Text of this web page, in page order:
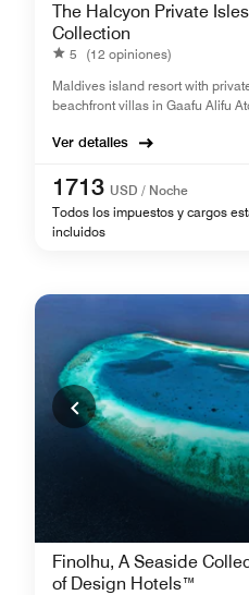
The Halcyon Private
Collection
5
(12 opiniones)
Maldives island resort with
beachfront villas in Gaafu Alifu
Ver detalles
1713 USD / Noche
Todos los impuestos y cargos
incluidos
Finolhu, A Seaside
of Design Hotels™